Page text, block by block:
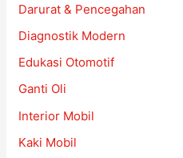
Darurat & Pencegahan
Diagnostik Modern
Edukasi Otomotif
Ganti Oli
Interior Mobil
Kaki Mobil